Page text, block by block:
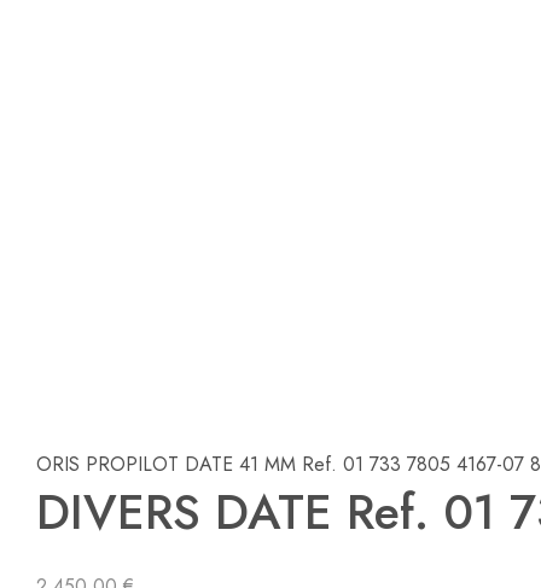
ORIS PROPILOT DATE 41 MM Ref. 01 733 7805 4167-07
DIVERS DATE Ref. 01